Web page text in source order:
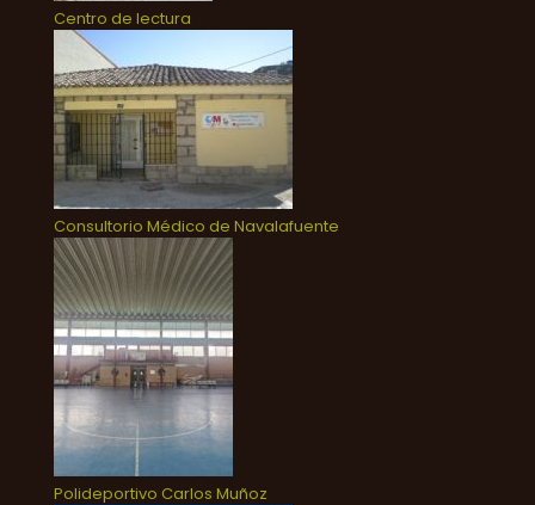
Centro de lectura
Consultorio Médico de Navalafuente
Polideportivo Carlos Muñoz